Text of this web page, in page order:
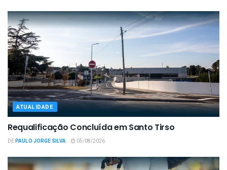
ATUALIDADE
Requalificação Concluída em Santo Tirso
DEPAULO JORGE SILVA 05/08/2026